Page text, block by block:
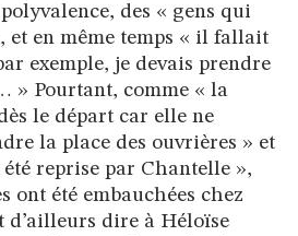
des « gens qui
et en même temps « il fallait
exemple, je devais prendre
» Pourtant, comme « la
le départ car elle ne
la place des ouvrières » et
reprise par Chantelle »,
ont été embauchées chez
d’ailleurs dire à Héloïse